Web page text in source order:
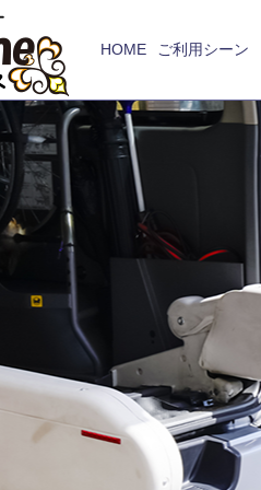
HOME ご利用シーン